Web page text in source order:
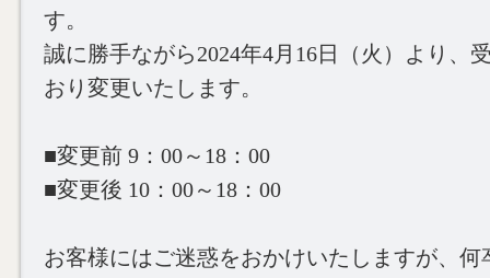
す。
誠に勝手ながら2024年4月16日（火）より、
おり変更いたします。
■変更前 9：00～18：00
■変更後 10：00～18：00
お客様にはご迷惑をおかけいたしますが、何